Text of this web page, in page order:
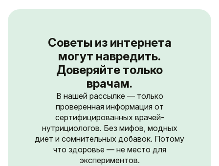
Советы из интернета
могут навредить.
Доверяйте только
врачам.
В нашей рассылке — только
проверенная информация от
сертифицированных врачей-
нутрициологов. Без мифов, модных
диет и сомнительных добавок. Потому
что здоровье — не место для
экспериментов.